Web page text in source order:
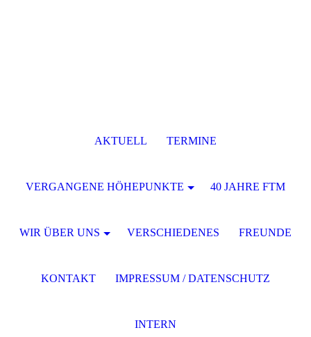
AKTUELL TERMINE
VERGANGENE HÖHEPUNKTE 40 JAHRE FTM
WIR ÜBER UNS VERSCHIEDENES FREUNDE
KONTAKT IMPRESSUM / DATENSCHUTZ
INTERN